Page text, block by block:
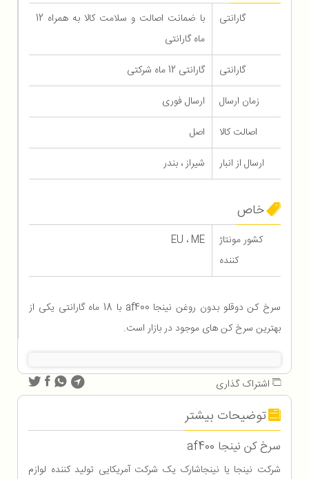
گارانتی
با ضمانت اصالت و سلامت کالا به همراه 12
ماه گارانتی
گارانتی
گارانتی 12 ماه شرکتی
زمان ارسال
ارسال فوری
اصالت کالا
اصل
ارسال از انبار
شیراز ، بندر
خاص
کشور مونتاژ
کننده
EU ، ME
سرخ کن دوقلو بدون روغن نینجا af400 با 18 ماه گارانتی یکی از
بهترین سرخ کن های موجود در بازار است.
اشتراک گذاری
توضیحات بیشتر
سرخ کن نینجا af400
شرکت نینجا یا نینجاشارک یک شرکت آمریکایی تولید کننده لوازم